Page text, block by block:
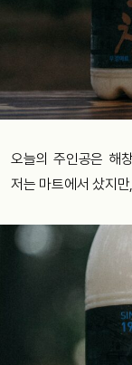
오늘의 주인공은 해
저는 마트에서 샀지